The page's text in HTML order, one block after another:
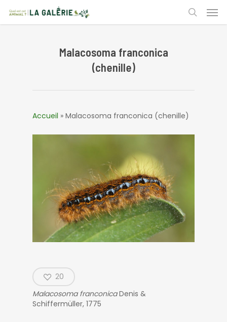
main
search
Malacosoma franconica
(chenille)
Accueil » Malacosoma franconica (chenille)
20
Malacosoma franconicaDenis &
Schiffermüller, 1775